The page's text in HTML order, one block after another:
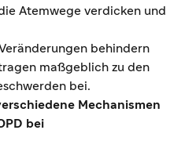
Atemwege verdicken und
behindern
maßgeblich zu den
bei.
Mechanismen
bei